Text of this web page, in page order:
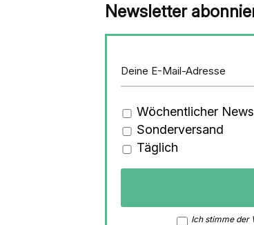
Newsletter
Wöchentlicher
Sonderversand
Täglich
Ich stimme der